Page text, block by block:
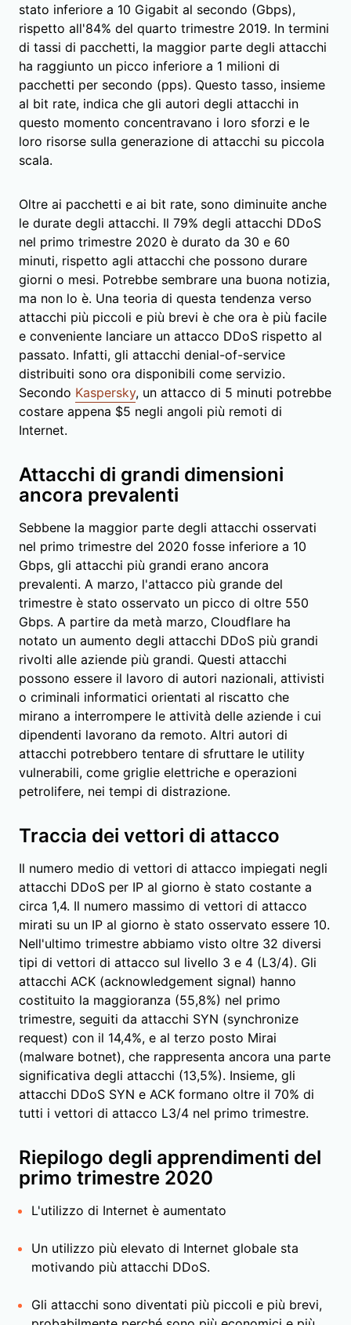
stato inferiore a 10 Gigabit al secondo (Gbps),
rispetto all'84% del quarto trimestre 2019. In termini
di tassi di pacchetti, la maggior parte degli attacchi
ha raggiunto un picco inferiore a 1 milioni di
pacchetti per secondo (pps). Questo tasso, insieme
al bit rate, indica che gli autori degli attacchi in
questo momento concentravano i loro sforzi e le
loro risorse sulla generazione di attacchi su piccola
scala.
Oltre ai pacchetti e ai bit rate, sono diminuite anche
le durate degli attacchi. Il 79% degli attacchi DDoS
nel primo trimestre 2020 è durato da 30 e 60
minuti, rispetto agli attacchi che possono durare
giorni o mesi. Potrebbe sembrare una buona notizia,
ma non lo è. Una teoria di questa tendenza verso
attacchi più piccoli e più brevi è che ora è più facile
e conveniente lanciare un attacco DDoS rispetto al
passato. Infatti, gli attacchi denial-of-service
distribuiti sono ora disponibili come servizio.
Secondo Kaspersky, un attacco di 5 minuti potrebbe
costare appena $5 negli angoli più remoti di
Internet.
Attacchi di grandi dimensioni
ancora prevalenti
Sebbene la maggior parte degli attacchi osservati
nel primo trimestre del 2020 fosse inferiore a 10
Gbps, gli attacchi più grandi erano ancora
prevalenti. A marzo, l'attacco più grande del
trimestre è stato osservato un picco di oltre 550
Gbps. A partire da metà marzo, Cloudflare ha
notato un aumento degli attacchi DDoS più grandi
rivolti alle aziende più grandi. Questi attacchi
possono essere il lavoro di autori nazionali, attivisti
o criminali informatici orientati al riscatto che
mirano a interrompere le attività delle aziende i cui
dipendenti lavorano da remoto. Altri autori di
attacchi potrebbero tentare di sfruttare le utility
vulnerabili, come griglie elettriche e operazioni
petrolifere, nei tempi di distrazione.
Traccia dei vettori di attacco
Il numero medio di vettori di attacco impiegati negli
attacchi DDoS per IP al giorno è stato costante a
circa 1,4. Il numero massimo di vettori di attacco
mirati su un IP al giorno è stato osservato essere 10.
Nell'ultimo trimestre abbiamo visto oltre 32 diversi
tipi di vettori di attacco sul livello 3 e 4 (L3/4). Gli
attacchi ACK (acknowledgement signal) hanno
costituito la maggioranza (55,8%) nel primo
trimestre, seguiti da attacchi SYN (synchronize
request) con il 14,4%, e al terzo posto Mirai
(malware botnet), che rappresenta ancora una parte
significativa degli attacchi (13,5%). Insieme, gli
attacchi DDoS SYN e ACK formano oltre il 70% di
tutti i vettori di attacco L3/4 nel primo trimestre.
Riepilogo degli apprendimenti del
primo trimestre 2020
L'utilizzo di Internet è aumentato
Un utilizzo più elevato di Internet globale sta
motivando più attacchi DDoS.
Gli attacchi sono diventati più piccoli e più brevi,